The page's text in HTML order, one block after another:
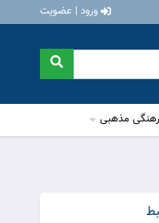
ورود | عضویت
مذهبی